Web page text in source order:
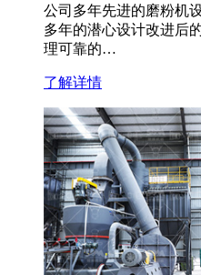
公司多年先进的磨粉机
多年的潜心设计改进后
理可靠的…
了解详情